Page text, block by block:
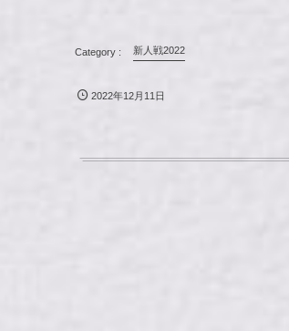
新人戦2022
2022年12月11日